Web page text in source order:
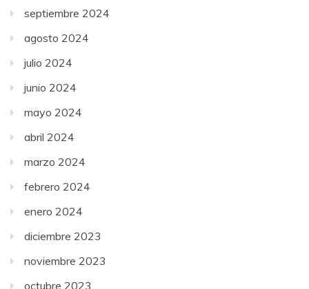
septiembre 2024
agosto 2024
julio 2024
junio 2024
mayo 2024
abril 2024
marzo 2024
febrero 2024
enero 2024
diciembre 2023
noviembre 2023
octubre 2023